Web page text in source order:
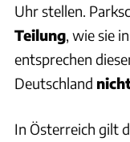
Uhr stellen.
Teilung, wie sie
entsprechen
Deutschland
In Österreich gilt